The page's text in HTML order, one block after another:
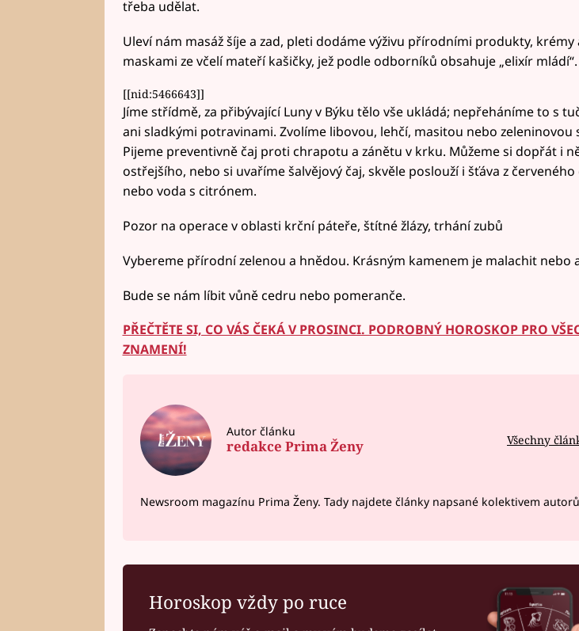
třeba udělat.
Uleví nám masáž šíje a zad, pleti dodáme výživu přírodními produkty, krémy
maskami ze včelí mateří kašičky, jež podle odborníků obsahuje „elixír mládí“.
[[nid:5466643]]
Jíme střídmě, za přibývající Luny v Býku tělo vše ukládá; nepřeháníme to s
ani sladkými potravinami. Zvolíme libovou, lehčí, masitou nebo zeleninovou
Pijeme preventivně čaj proti chrapotu a zánětu v krku. Můžeme si dopřát i
ostřejšího, nebo si uvaříme šalvějový čaj, skvěle poslouží i šťáva z
nebo voda s citrónem.
Pozor na operace v oblasti krční páteře, štítné žlázy, trhání zubů
Vybereme přírodní zelenou a hnědou. Krásným kamenem je malachit nebo
Bude se nám líbit vůně cedru nebo pomeranče.
PŘEČTĚTE SI, CO VÁS ČEKÁ V PROSINCI. PODROBNÝ HOROSKOP PRO
ZNAMENÍ!
Autor článku
redakce Prima Ženy Všechny
Newsroom magazínu Prima Ženy. Tady najdete články napsané kolektivem
Horoskop vždy po ruce